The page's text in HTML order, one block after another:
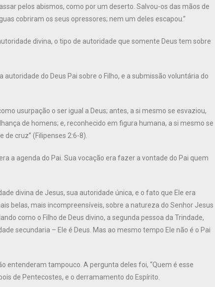
pelos abismos, como por um deserto. Salvou-os das mãos de
cobriram os seus opressores; nem um deles escapou.”
divina, o tipo de autoridade que somente Deus tem sobre
do Deus Pai sobre o Filho, e a submissão voluntária do
usurpação o ser igual a Deus; antes, a si mesmo se esvaziou,
de homens; e, reconhecido em figura humana, a si mesmo se
cruz” (Filipenses 2:6-8).
a agenda do Pai. Sua vocação era fazer a vontade do Pai quem
divina de Jesus, sua autoridade única, e o fato que Ele era
belas, mais incompreensíveis, sobre a natureza do Senhor Jesus
como o Filho de Deus divino, a segunda pessoa da Trindade,
secundaria – Ele é Deus. Mas ao mesmo tempo Ele não é o Pai
entenderam tampouco. A pergunta deles foi, “Quem é esse
de Pentecostes, e o derramamento do Espírito.